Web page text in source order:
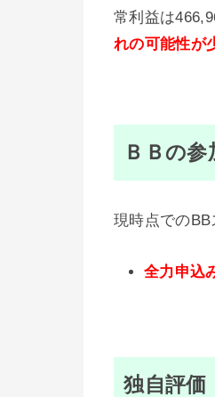
常利益は
れの可能性が
ＢＢの
現時点でのBB
全力申込
独自評価